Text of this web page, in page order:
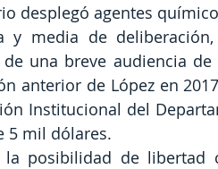
desplegó agentes
y media de
una breve audiencia
anterior de López en
Institucional del
5 mil dólares.
la posibilidad de